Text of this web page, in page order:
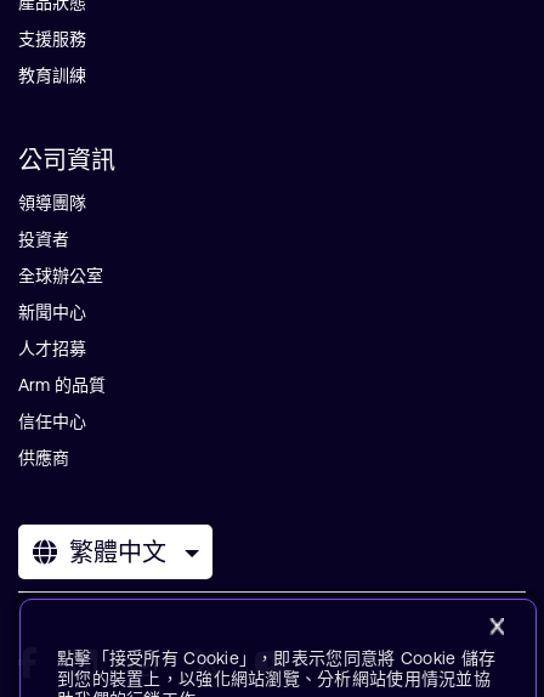
支援服務
教育訓練
公司資訊
領導團隊
投資者
全球辦公室
新聞中心
人才招募
Arm 的品質
信任中心
供應商
繁體中文
點擊「接受所有 Cookie」，即表示您同意將 Cookie 儲存
到您的裝置上，以強化網站瀏覽、分析網站使用情況並協